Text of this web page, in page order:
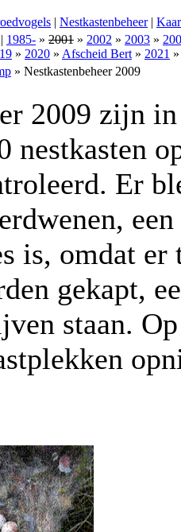
| Nestkastenbeheer|
|| 1985- » 2001 » 2002 » 2003 »
» 2020 » Afscheid Bert » 2021
» Nestkastenbeheer 2009
2009 zijn
Er
is, omdat
gekapt,
staan.